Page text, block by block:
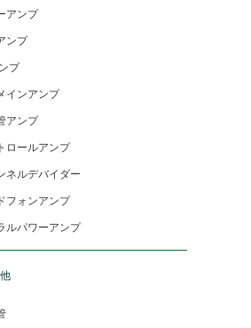
アンプ
ンプ
プ
インアンプ
アンプ
ロールアンプ
ネルデバイダー
フォンアンプ
ルパワーアンプ